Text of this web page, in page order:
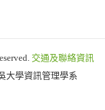
交通及聯絡資訊
大學資訊管理學系